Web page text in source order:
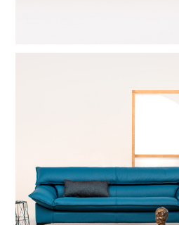
ACCUEIL